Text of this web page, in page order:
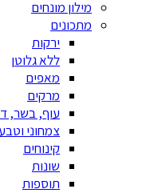
מילון מונחים
מתכונים
ירקות
ללא גלוטן
מאפים
מרקים
עוף, בשר,
צמחוני
קינוחים
שונות
תוספות